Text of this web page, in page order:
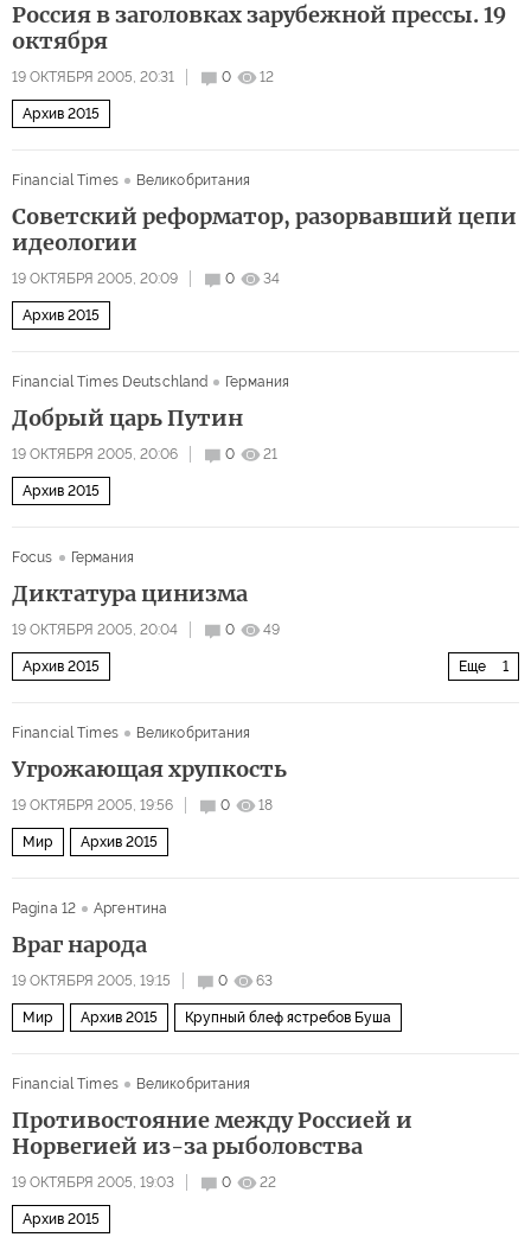
Россия в заголовках зарубежной прессы. 19
октября
19 ОКТЯБРЯ 2005, 20:31 0 12
Архив 2015
Financial Times Великобритания
Советский реформатор, разорвавший цепи
идеологии
19 ОКТЯБРЯ 2005, 20:09 0 34
Архив 2015
Financial Times Deutschland Германия
Добрый царь Путин
19 ОКТЯБРЯ 2005, 20:06 0 21
Архив 2015
Focus Германия
Диктатура цинизма
19 ОКТЯБРЯ 2005, 20:04 0 49
Еще 1
Архив 2015
Financial Times
Великобритания
Угрожающая хрупкость
19 ОКТЯБРЯ 2005, 19:56 0 18
Мир Архив 2015
Pagina 12 Аргентина
Враг народа
19 ОКТЯБРЯ 2005, 19:15 0 63
Мир Архив 2015 Крупный блеф ястребов Буша
Financial Times Великобритания
Противостояние между Россией и
Норвегией из-за рыболовства
19 ОКТЯБРЯ 2005, 19:03 0 22
Архив 2015